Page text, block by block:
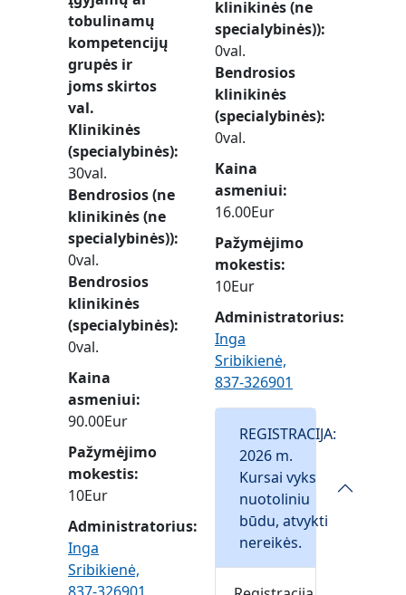
tobulinamų
kompetencijų
grupės ir
joms skirtos
val.
Klinikinės
(specialybinės)
30val.
Bendrosios (ne
klinikinės (ne
specialybinės))
0val.
Bendrosios
klinikinės
(specialybinės)
0val.
Kaina
asmeniui
90.00Eur
Pažymėjimo
mokestis
10Eur
Administratorius:
Inga
Sribikienė,
klinikinės (ne
specialybinės))
0val.
Bendrosios
klinikinės
(specialybinės)
0val.
Kaina
asmeniui
16.00Eur
Pažymėjimo
mokestis
10Eur
Administratorius:
Inga
Sribikienė,
837-326901
REGISTRACIJA:
2026 m.
Kursai vyks
nuotoliniu
būdu, atvykti
nereikės.